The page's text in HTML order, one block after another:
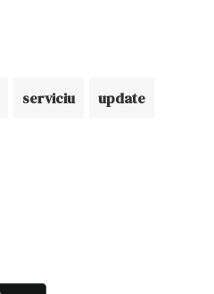
serviciu update